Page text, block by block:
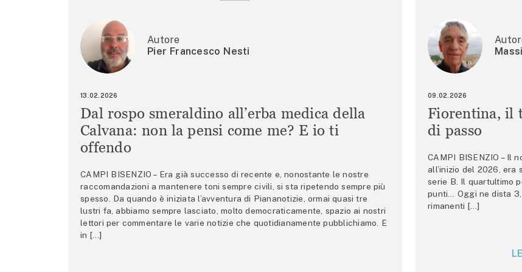
Autore
Pier Francesco Nesti
13.02.2026
Dal rospo smeraldino all’erba medica della
Calvana: non la pensi come me? E io ti
offendo
CAMPI BISENZIO – Era già successo di recente e, nonostante le nostre
raccomandazioni a mantenere toni sempre civili, si sta ripetendo sempre più
spesso. Da quando è iniziata l’avventura di Piananotizie, ormai quasi tre
lustri fa, abbiamo sempre lasciato, molto democraticamente, spazio ai nostri
lettori per commentare le varie notizie che quotidianamente pubblichiamo. E
in […]
09.02.2026
Fiorentina, il
di passo
CAMPI BISENZIO – Il
all’inizio del 2026, era
serie B. Il quartultimo
punti… Oggi ne dista
rimanenti […]